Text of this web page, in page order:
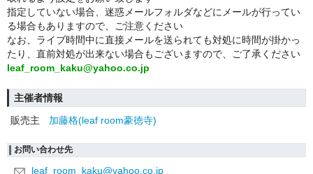
指定していない場合、迷惑メールフォルダなどにメールが行ってい
る場合もありますので、ご注意ください
なお、ライブ時間中に直接メールを送られても対処に時間が掛かっ
たり、直前対処が出来ない場合もございますので、ご了承ください
leaf_room_kaku@yahoo.co.jp
主催者情報
販売主
加藤格(leaf room豪徳寺)
お問い合わせ先
leaf_room_kaku@yahoo.co.jp